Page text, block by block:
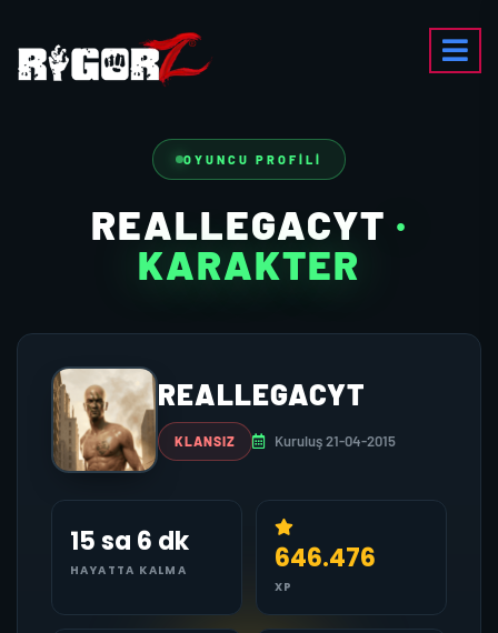
OYUNCU PROFILI
REALLEGACYT ·
KARAKTER
REALLEGACYT
KLANSIZ Kuruluş 21-04-2015
15 sa 6 dk
HAYATTA KALMA 646.476
XP